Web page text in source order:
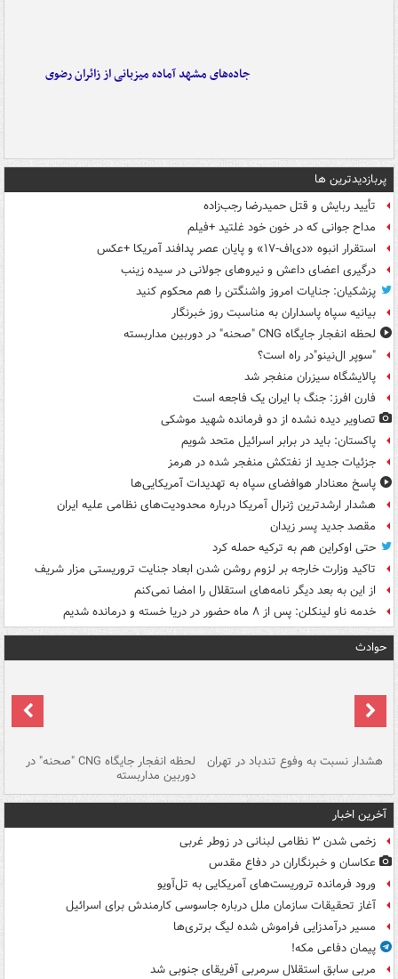
جاده‌های مشهد آماده میزبانی از زائران رضوی
پربازدیدترین ها
تأیید ربایش و قتل حمیدرضا رجب‌زاده
مداح جوانی که در خون خود غلتید +فیلم
استقرار انبوه «دی‌اف‑۱۷» و پایان عصر پدافند آمریکا +عکس
درگیری اعضای داعش و نیروهای جولانی در سیده زینب
پزشکیان: جنایات امروز واشنگتن را هم محکوم کنید
بیانیه سپاه پاسداران به مناسبت روز خبرنگار
لحظه انفجار جایگاه CNG "صحنه" در دوربین مداربسته
"سوپر ال‌نینو"در راه است؟
پالایشگاه سیزران منفجر شد
فارن افرز: جنگ با ایران یک فاجعه است
تصاویر دیده‌ نشده از دو فرمانده شهید موشکی
پاکستان: باید در برابر اسرائیل متحد شویم
جزئیات جدید از نفتکش منفجر شده در هرمز
پاسخ معنادار هوافضای سپاه به تهدیدات آمریکایی‌ها
هشدار ارشدترین ژنرال آمریکا درباره محدودیت‌های نظامی علیه ایران
مقصد جدید پسر زیدان
حتی اوکراین هم به ترکیه حمله کرد
تاکید وزارت خارجه بر لزوم روشن شدن ابعاد جنایت تروریستی مزار شریف
از این به بعد دیگر نامه‌های استقلال را امضا نمی‌کنم
خدمه ناو لینکلن: پس از ۸ ماه حضور در دریا خسته و درمانده‌ شدیم
حوادث
هشدار نسبت به وفوع تندباد در تهران لحظه انفجار جایگاه CNG "صحنه" در
دوربین مداربسته
آخرین اخبار
زخمی شدن ۳ نظامی لبنانی در زوطر غربی
عکاسان و خبرنگاران در دفاع مقدس
ورود فرمانده تروریست‌های آمریکایی به تل‌آویو
آغاز تحقیقات سازمان ملل درباره جاسوسی کارمندش برای اسرائیل
مسیر درآمدزایی فراموش شده لیگ برتری‌ها
پیمان دفاعی مکه!
مربی سابق استقلال سرمربی آفریقای جنوبی شد